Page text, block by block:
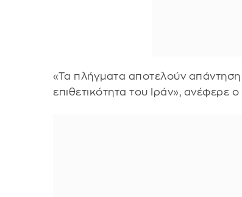
«Τα πλήγματα αποτελούν απάντηση
επιθετικότητα του Ιράν», ανέφερε